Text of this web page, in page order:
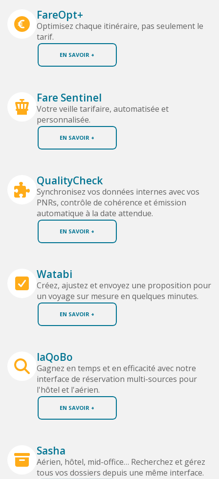
FareOpt+
Optimisez chaque itinéraire, pas seulement le
tarif.
EN SAVOIR +
Fare Sentinel
Votre veille tarifaire, automatisée et
personnalisée.
EN SAVOIR +
QualityCheck
Synchronisez vos données internes avec vos
PNRs, contrôle de cohérence et émission
automatique à la date attendue.
EN SAVOIR +
Watabi
Créez, ajustez et envoyez une proposition pour
un voyage sur mesure en quelques minutes.
EN SAVOIR +
IaQoBo
Gagnez en temps et en efficacité avec notre
interface de réservation multi-sources pour
l'hôtel et l'aérien.
EN SAVOIR +
Sasha
Aérien, hôtel, mid-office… Recherchez et gérez
tous vos dossiers depuis une même interface.